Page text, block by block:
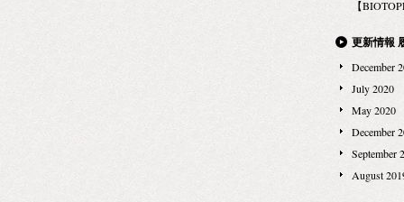
来日イベント
開催日時：
時刻：各日
ンズ館 1階
Justin氏と、
スタイリスト
【
更新情報
December
July 2020
May 2020
December
September
August